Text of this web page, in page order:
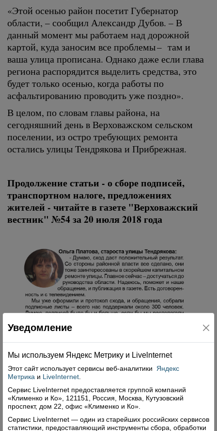
«Этой осенью район посетит Губернатор
области, – сообщил Александр Дубов. – В
данный момент мы работаем над дорожной
картой, куда заносим все проблемы – там и
ваша улица прописана. Однако даже если глава
региона распорядится выделить средства, это
будет только осенью, когда работы по
асфальтированию проводить уже поздно».
В целом, по словам главы района, на
сегодняшний день в Верховажском сельском
поселении, из остро требующих ремонта
остались улицы Тендрякова и Прибрежная.
Продолжение статьи - о сборе подписей,
транспортном налоге, предложениях
жителей - читайте в газете "Верховажский
вестник" №54 за 20 июля 2018 года
Уведомление
Мы используем Яндекс Метрику и Livelnternet
Этот сайт использует сервисы веб-аналитики
Яндекс
Метрика и LiveInternet
Сервис LiveInternet предоставляется группой компаний
«Клименко и Ко», 121151, Россия, Москва, Кутузовский
проспект, дом 22, офис «Клименко и Ко».
Сервис LiveInternet — один из старейших российских сервисов
статистики, предоставляющий инструменты сбора, обработки